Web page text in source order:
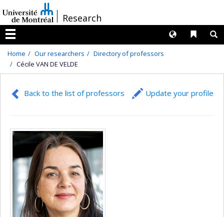
au
contenu
/Research
Menu
Liens
Langues
Home Our researchers
Directory of professors
Cécile VAN DE VELDE
Back to the list of professors Update your profile